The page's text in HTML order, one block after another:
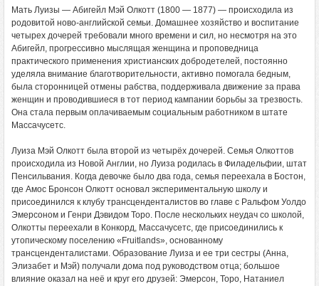
Мать Луизы — Абигейл Мэй Олкотт (1800 — 1877) — происходила из
родовитой ново-английской семьи. Домашнее хозяйство и воспитание
четырех дочерей требовали много времени и сил, но несмотря на это
Абигейл, прогрессивно мыслящая женщина и проповедница
практического применения христианских добродетелей, постоянно
уделяла внимание благотворительности, активно помогала бедным,
была сторонницей отмены рабства, поддерживала движение за права
женщин и проводившиеся в тот период кампании борьбы за трезвость.
Она стала первым оплачиваемым социальным работником в штате
Массачусетс.
Луиза Мэй Олкотт была второй из четырёх дочерей. Семья Олкоттов
происходила из Новой Англии, но Луиза родилась в Филадельфии, штат
Пенсильвания. Когда девочке было два года, семья переехала в Бостон,
где Амос Бронсон Олкотт основал экспериментальную школу и
присоединился к клубу трансценденталистов во главе с Ральфом Уолдо
Эмерсоном и Генри Дэвидом Торо. После нескольких неудач со школой,
Олкотты переехали в Конкорд, Массачусетс, где присоединились к
утопическому поселению «Fruitlands», основанному
трансценденталистами. Образование Луиза и ее три сестры (Анна,
Элизабет и Мэй) получали дома под руководством отца; большое
влияние оказал на неё и круг его друзей: Эмерсон, Торо, Натаниел